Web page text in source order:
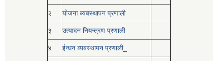
२ योजना ब्यबस्थापन प्रणाली
३ उत्पादन नियन्त्रण प्रणाली
४ ईन्धन ब्यबस्थापन प्रणाली_